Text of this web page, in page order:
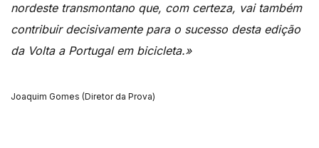
nordeste transmontano que, com certeza, vai também
contribuir decisivamente para o sucesso desta edição
da Volta a Portugal em bicicleta.»
Joaquim Gomes (Diretor da Prova)